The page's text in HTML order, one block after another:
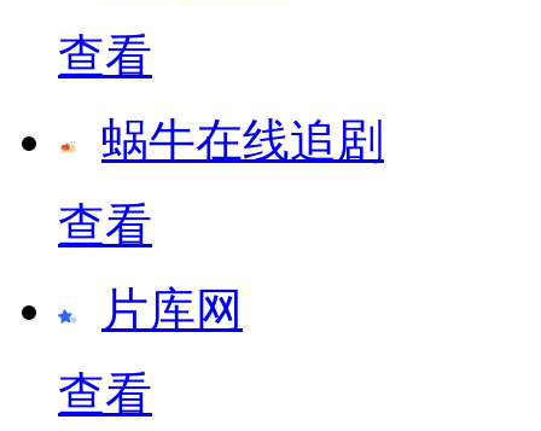
查看
蜗牛在线追剧
查看
片库网
查看